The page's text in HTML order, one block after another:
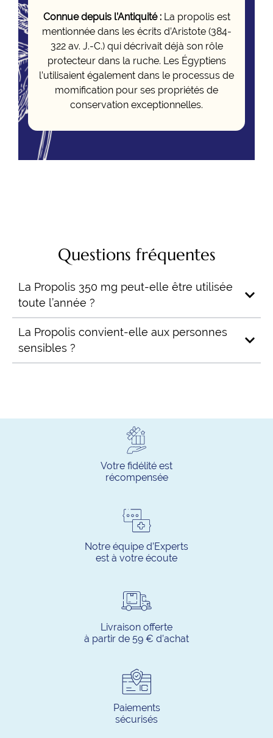
Connue depuis l’Antiquité :La propolis est
mentionnée dans les écrits d’Aristote (384-
322 av. J.-C.) qui décrivait déjà son rôle
protecteur dans la ruche. Les Égyptiens
l’utilisaient également dans le processus de
momification pour ses propriétés de
conservation exceptionnelles.
Questions fréquentes
La Propolis 350 mg peut-elle être utilisée
toute l’année ?
La Propolis convient-elle aux personnes
sensibles ?
Votre fidélité est
récompensée
Notre équipe d’Experts
est à votre écoute
Livraison offerte
à partir de 59 € d’achat
Paiements
sécurisés